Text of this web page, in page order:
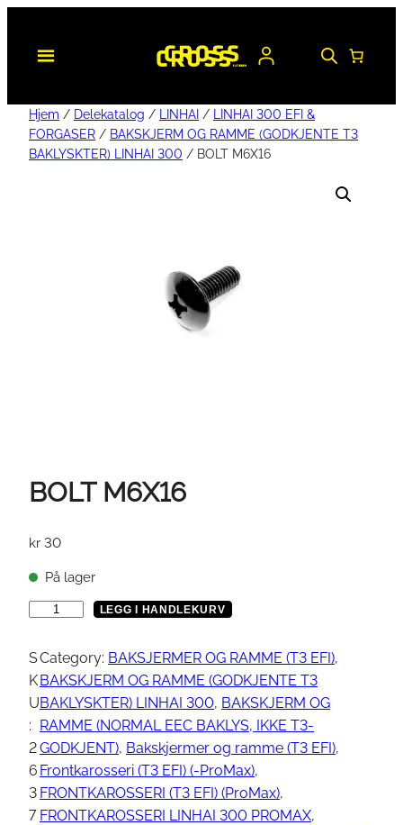
Hjem / Delekatalog / LINHAI /
LINHAI 300 EFI &
FORGASER / BAKSKJERM OG RAMME (GODKJENTE T3
BAKLYSKTER) LINHAI 300 / BOLT M6X16
BOLT M6X16
kr 30
På lager
L
T
M
6
X
1
6
a
LEGG I HANDLEKURV
S
K
U
:
2
6
3
7
Category: BAKSJERMER OG RAMME (T3 EFI)
BAKSKJERM OG RAMME (GODKJENTE T3
BAKLYSKTER) LINHAI 300, BAKSKJERM OG
RAMME (NORMAL EEC BAKLYS, IKKE T3-
GODKJENT), Bakskjermer og ramme (T3 EFI)
Frontkarosseri (T3 EFI) (-ProMax)
FRONTKAROSSERI (T3 EFI) (ProMax)
FRONTKAROSSERI LINHAI 300 PROMAX